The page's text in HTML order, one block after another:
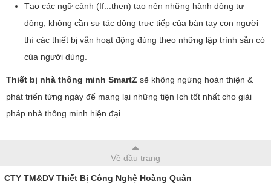
Tạo các ngữ cảnh (If...then) tạo nên những hành động tự
động, không cần sự tác động trực tiếp của bàn tay con người
thì các thiết bị vẫn hoạt động đúng theo những lập trình sẵn có
của người dùng.
Thiết bị nhà thông minh SmartZ sẽ không ngừng hoàn thiện &
phát triển từng ngày để mang lại những tiện ích tốt nhất cho giải
pháp nhà thông minh hiện đại.
Về đầu trang
CTY TM&DV Thiết Bị Công Nghệ Hoàng Quân